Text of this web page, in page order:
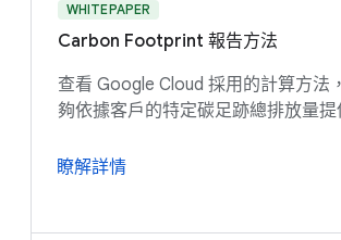
WHITEPAPER
Carbon Footprint 報告方法
查看 Google Cloud 採用的計算方法
夠依據客戶的特定碳足跡總排放量提
瞭解詳情